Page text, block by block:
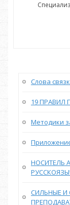
Слова
19 ПРАВИЛ
Методики
НОСИТЕЛЬ
СИЛЬНЫЕ И